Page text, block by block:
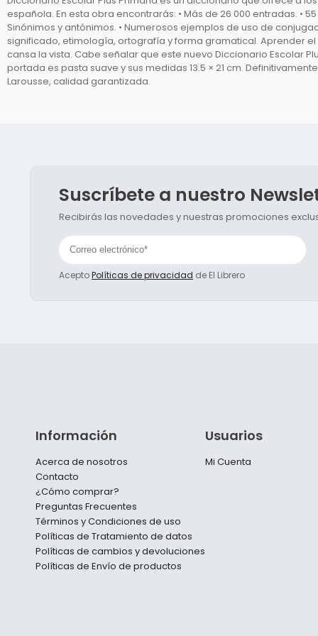
española. En esta obra encontrarás: • Más de 26 000 entradas. •
Sinónimos y antónimos. • Numerosos ejemplos de uso de
significado, etimología, ortografía y forma gramatical. Aprender
cansa la vista. Cabe señalar que este nuevo Diccionario Escolar
portada es pasta suave y sus medidas 13.5 × 21 cm.
Larousse, calidad garantizada.
Suscríbete a nuestro
Recibirás las novedades y nuestras promociones
AceptoPolíticas de privacidad de El Librero
Información
Acerca de nosotros
Contacto
¿Cómo comprar?
Preguntas Frecuentes
Términos y Condiciones de uso
Políticas de Tratamiento de datos
Políticas de cambios y devoluciones
Políticas de Envío de productos
Usuarios
Mi Cuenta